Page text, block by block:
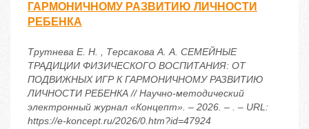
ГАРМОНИЧНОМУ РАЗВИТИЮ ЛИЧНОСТИ
РЕБЕНКА
Трутнева Е. Н. , Терсакова А. А. СЕМЕЙНЫЕ
ТРАДИЦИИ ФИЗИЧЕСКОГО ВОСПИТАНИЯ: ОТ
ПОДВИЖНЫХ ИГР К ГАРМОНИЧНОМУ РАЗВИТИЮ
ЛИЧНОСТИ РЕБЕНКА // Научно-методический
электронный журнал «Концепт». – 2026. – . – URL:
https://e-koncept.ru/2026/0.htm?id=47924